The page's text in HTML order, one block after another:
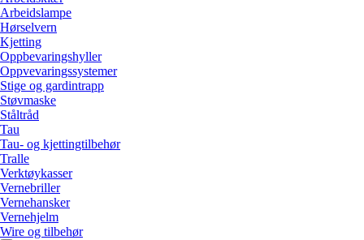
Arbeidslampe
Hørselvern
Kjetting
Oppbevaringshyller
Oppvevaringssystemer
Stige og gardintrapp
Støvmaske
Ståltråd
Tau
Tau- og kjettingtilbehør
Tralle
Verktøykasser
Vernebriller
Vernehansker
Vernehjelm
Wire og tilbehør